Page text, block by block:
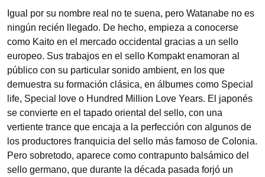
Igual por su nombre real no te suena, pero Watanabe no es
ningún recién llegado. De hecho, empieza a conocerse
como Kaito en el mercado occidental gracias a un sello
europeo. Sus trabajos en el sello Kompakt enamoran al
público con su particular sonido ambient, en los que
demuestra su formación clásica, en álbumes como Special
life, Special love o Hundred Million Love Years. El japonés
se convierte en el tapado oriental del sello, con una
vertiente trance que encaja a la perfección con algunos de
los productores franquicia del sello más famoso de Colonia.
Pero sobretodo, aparece como contrapunto balsámico del
sello germano, que durante la década pasada forjó un